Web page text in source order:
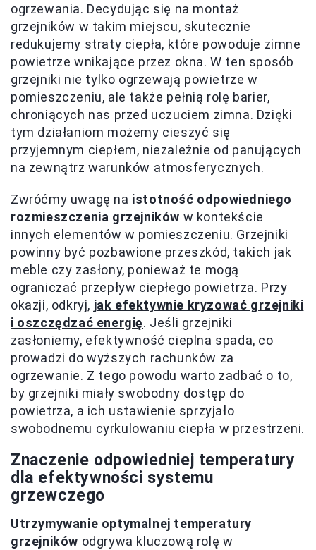
ogrzewania. Decydując się na montaż
grzejników w takim miejscu, skutecznie
redukujemy straty ciepła, które powoduje zimne
powietrze wnikające przez okna. W ten sposób
grzejniki nie tylko ogrzewają powietrze w
pomieszczeniu, ale także pełnią rolę barier,
chroniących nas przed uczuciem zimna. Dzięki
tym działaniom możemy cieszyć się
przyjemnym ciepłem, niezależnie od panujących
na zewnątrz warunków atmosferycznych.
Zwróćmy uwagę na istotność odpowiedniego
rozmieszczenia grzejników w kontekście
innych elementów w pomieszczeniu. Grzejniki
powinny być pozbawione przeszkód, takich jak
meble czy zasłony, ponieważ te mogą
ograniczać przepływ ciepłego powietrza. Przy
okazji, odkryj, jak efektywnie kryzować grzejniki
i oszczędzać energię. Jeśli grzejniki
zasłoniemy, efektywność cieplna spada, co
prowadzi do wyższych rachunków za
ogrzewanie. Z tego powodu warto zadbać o to,
by grzejniki miały swobodny dostęp do
powietrza, a ich ustawienie sprzyjało
swobodnemu cyrkulowaniu ciepła w przestrzeni.
Znaczenie odpowiedniej temperatury
dla efektywności systemu
grzewczego
Utrzymywanie optymalnej temperatury
grzejników odgrywa kluczową rolę w